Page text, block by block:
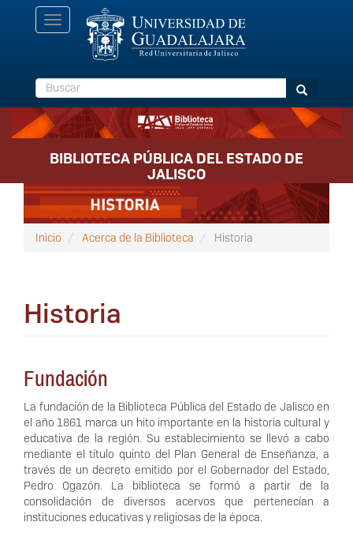
Toggle
navigation
Buscar Buscar
BIBLIOTECA PÚBLICA DEL ESTADO DE
JALISCO
Inicio Acerca de la Biblioteca Historia
Historia
Fundación
La fundación de la Biblioteca Pública del Estado de Jalisco en
el año 1861 marca un hito importante en la historia cultural y
educativa de la región. Su establecimiento se llevó a cabo
mediante el título quinto del Plan General de Enseñanza, a
través de un decreto emitido por el Gobernador del Estado,
Pedro Ogazón. La biblioteca se formó a partir de la
consolidación de diversos acervos que pertenecían a
instituciones educativas y religiosas de la época.